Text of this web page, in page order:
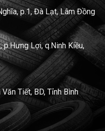
p.1, Đà Lạt, Lâm Đồng
Lợi, q.Ninh Kiều,
Tiết, BD, Tỉnh Bình